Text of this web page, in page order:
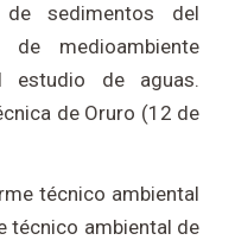
sedimentos del
de medioambiente
estudio de aguas.
de Oruro (12 de
técnico ambiental
técnico ambiental de